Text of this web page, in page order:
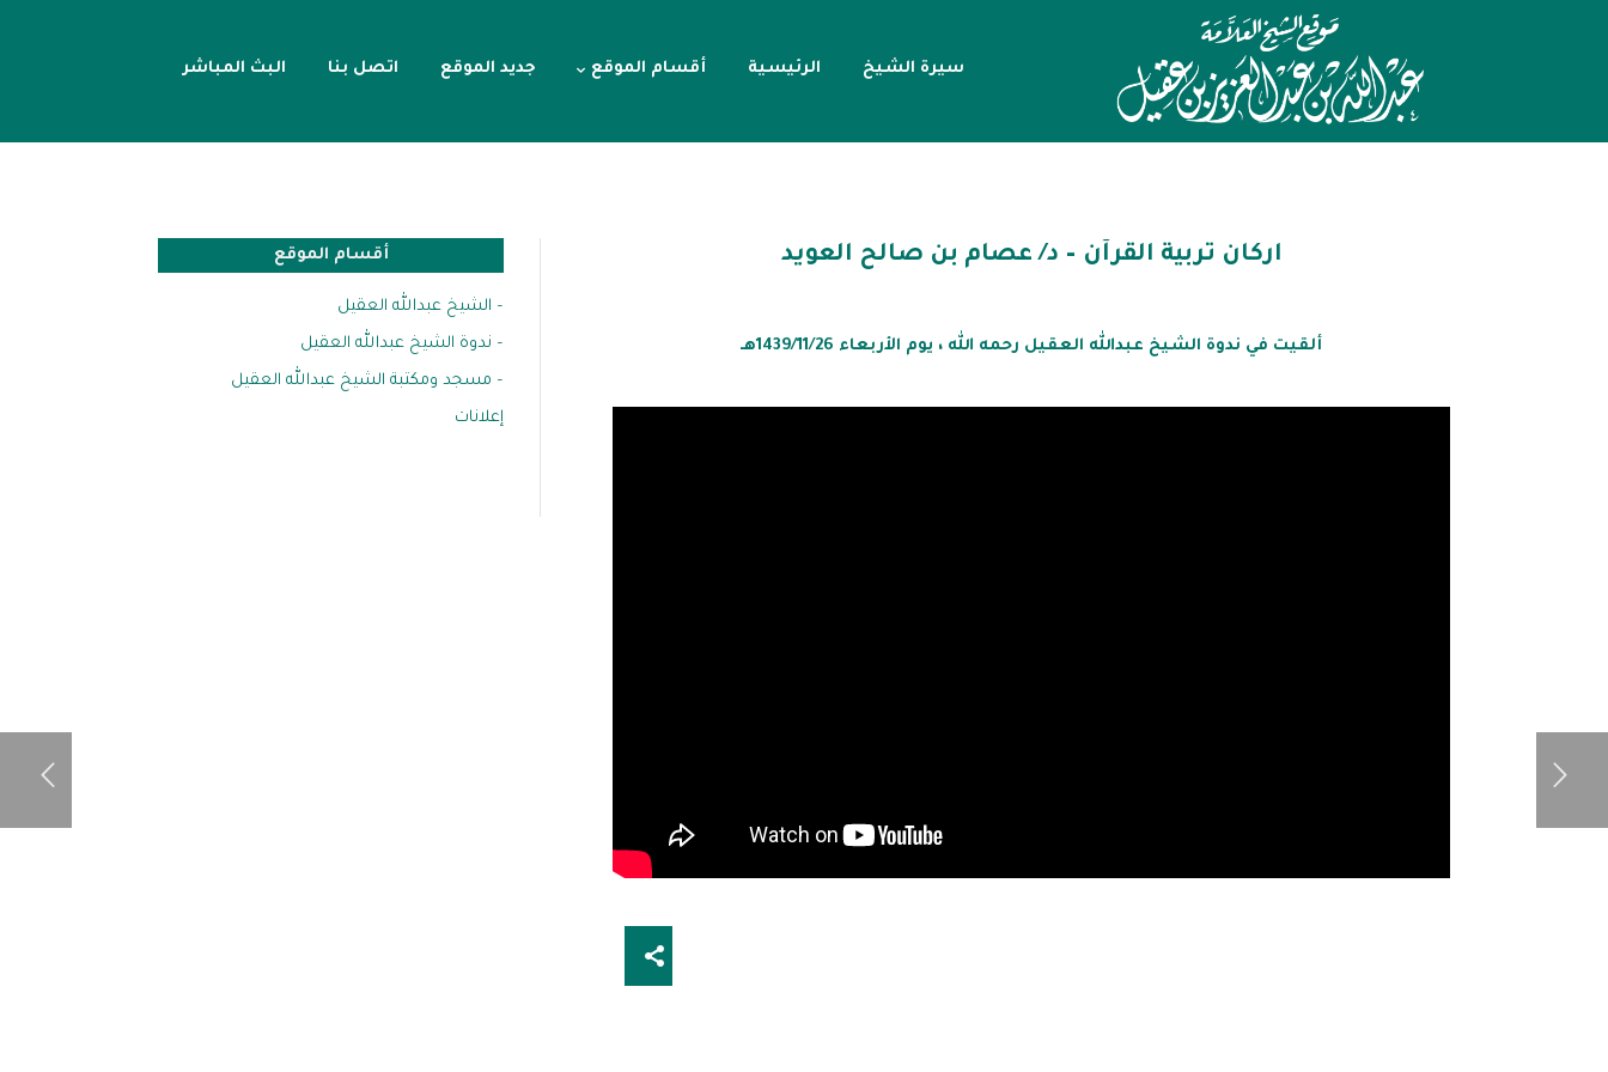
سيرة الشيخ الرئيسية أقسام الموقع جديد الموقع اتصل بنا البث المباشر
اركان تربية القرآن – د/ عصام بن صالح العويد
ألقيت في ندوة الشيخ عبدالله العقيل رحمه الله ، يوم الأربعاء 1439/11/26هـ
أقسام الموقع
– الشيخ عبدالله العقيل
– ندوة الشيخ عبدالله العقيل
– مسجد ومكتبة الشيخ عبدالله العقيل
إعلانات